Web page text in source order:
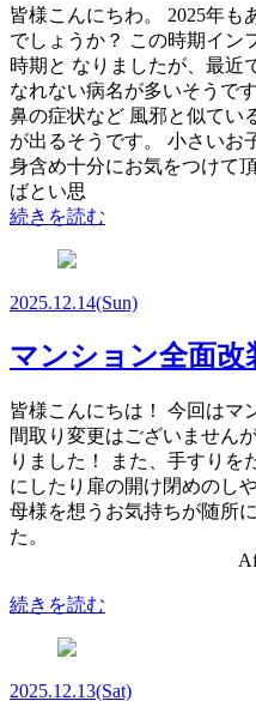
皆様こんにちわ。 2025年も
でしょうか？ この時期イン
時期と なりましたが、最近
なれない病名が多いそうで
鼻の症状など 風邪と似てい
が出るそうです。 小さいお
身含め十分にお気をつけて
ばとい思
続きを読む
2025.12.14(Sun)
マンション全面
皆様こんにちは！ 今回はマ
間取り変更はございません
りました！ また、手すりを
にしたり扉の開け閉めのし
母様を想うお気持ちが随所
た。
続きを読む
2025.12.13(Sat)